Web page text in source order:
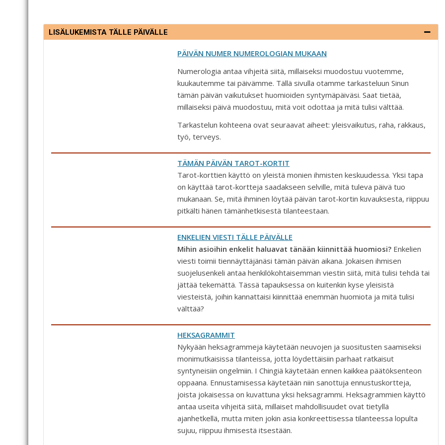
o
o
n st
LISÄLUKEMISTA TÄLLE PÄIVÄLLE
PÄIVÄN NUMER NUMEROLOGIAN MUKAAN
Numerologia antaa vihjeitä siitä, millaiseksi muodostuu vuotemme,
kuukautemme tai päivämme. Tällä sivulla otamme tarkasteluun Sinun
tämän päivän vaikutukset huomioiden syntymäpäiväsi. Saat tietää,
millaiseksi päivä muodostuu, mitä voit odottaa ja mitä tulisi välttää.
Tarkastelun kohteena ovat seuraavat aiheet: yleisvaikutus, raha, rakkaus,
työ, terveys.
TÄMÄN PÄIVÄN TAROT-KORTIT
Tarot-korttien käyttö on yleistä monien ihmisten keskuudessa. Yksi tapa
on käyttää tarot-kortteja saadakseen selville, mitä tuleva päivä tuo
mukanaan. Se, mitä ihminen löytää päivän tarot-kortin kuvauksesta, riippuu
pitkälti hänen tämänhetkisestä tilanteestaan.
ENKELIEN VIESTI TÄLLE PÄIVÄLLE
Mihin asioihin enkelit haluavat tänään kiinnittää huomiosi? Enkelien
viesti toimii tiennäyttäjänäsi tämän päivän aikana. Jokaisen ihmisen
suojelusenkeli antaa henkilökohtaisemman viestin siitä, mitä tulisi tehdä tai
jättää tekemättä. Tässä tapauksessa on kuitenkin kyse yleisistä
viesteistä, joihin kannattaisi kiinnittää enemmän huomiota ja mitä tulisi
välttää?
HEKSAGRAMMIT
Nykyään heksagrammeja käytetään neuvojen ja suositusten saamiseksi
monimutkaisissa tilanteissa, jotta löydettäisiin parhaat ratkaisut
syntyneisiin ongelmiin. I Chingiä käytetään ennen kaikkea päätöksenteon
oppaana. Ennustamisessa käytetään niin sanottuja ennustuskortteja,
joista jokaisessa on kuvattuna yksi heksagrammi. Heksagrammien käyttö
antaa useita vihjeitä siitä, millaiset mahdollisuudet ovat tietyllä
ajanhetkellä, mutta miten jokin asia konkreettisessa tilanteessa lopulta
sujuu, riippuu ihmisestä itsestään.